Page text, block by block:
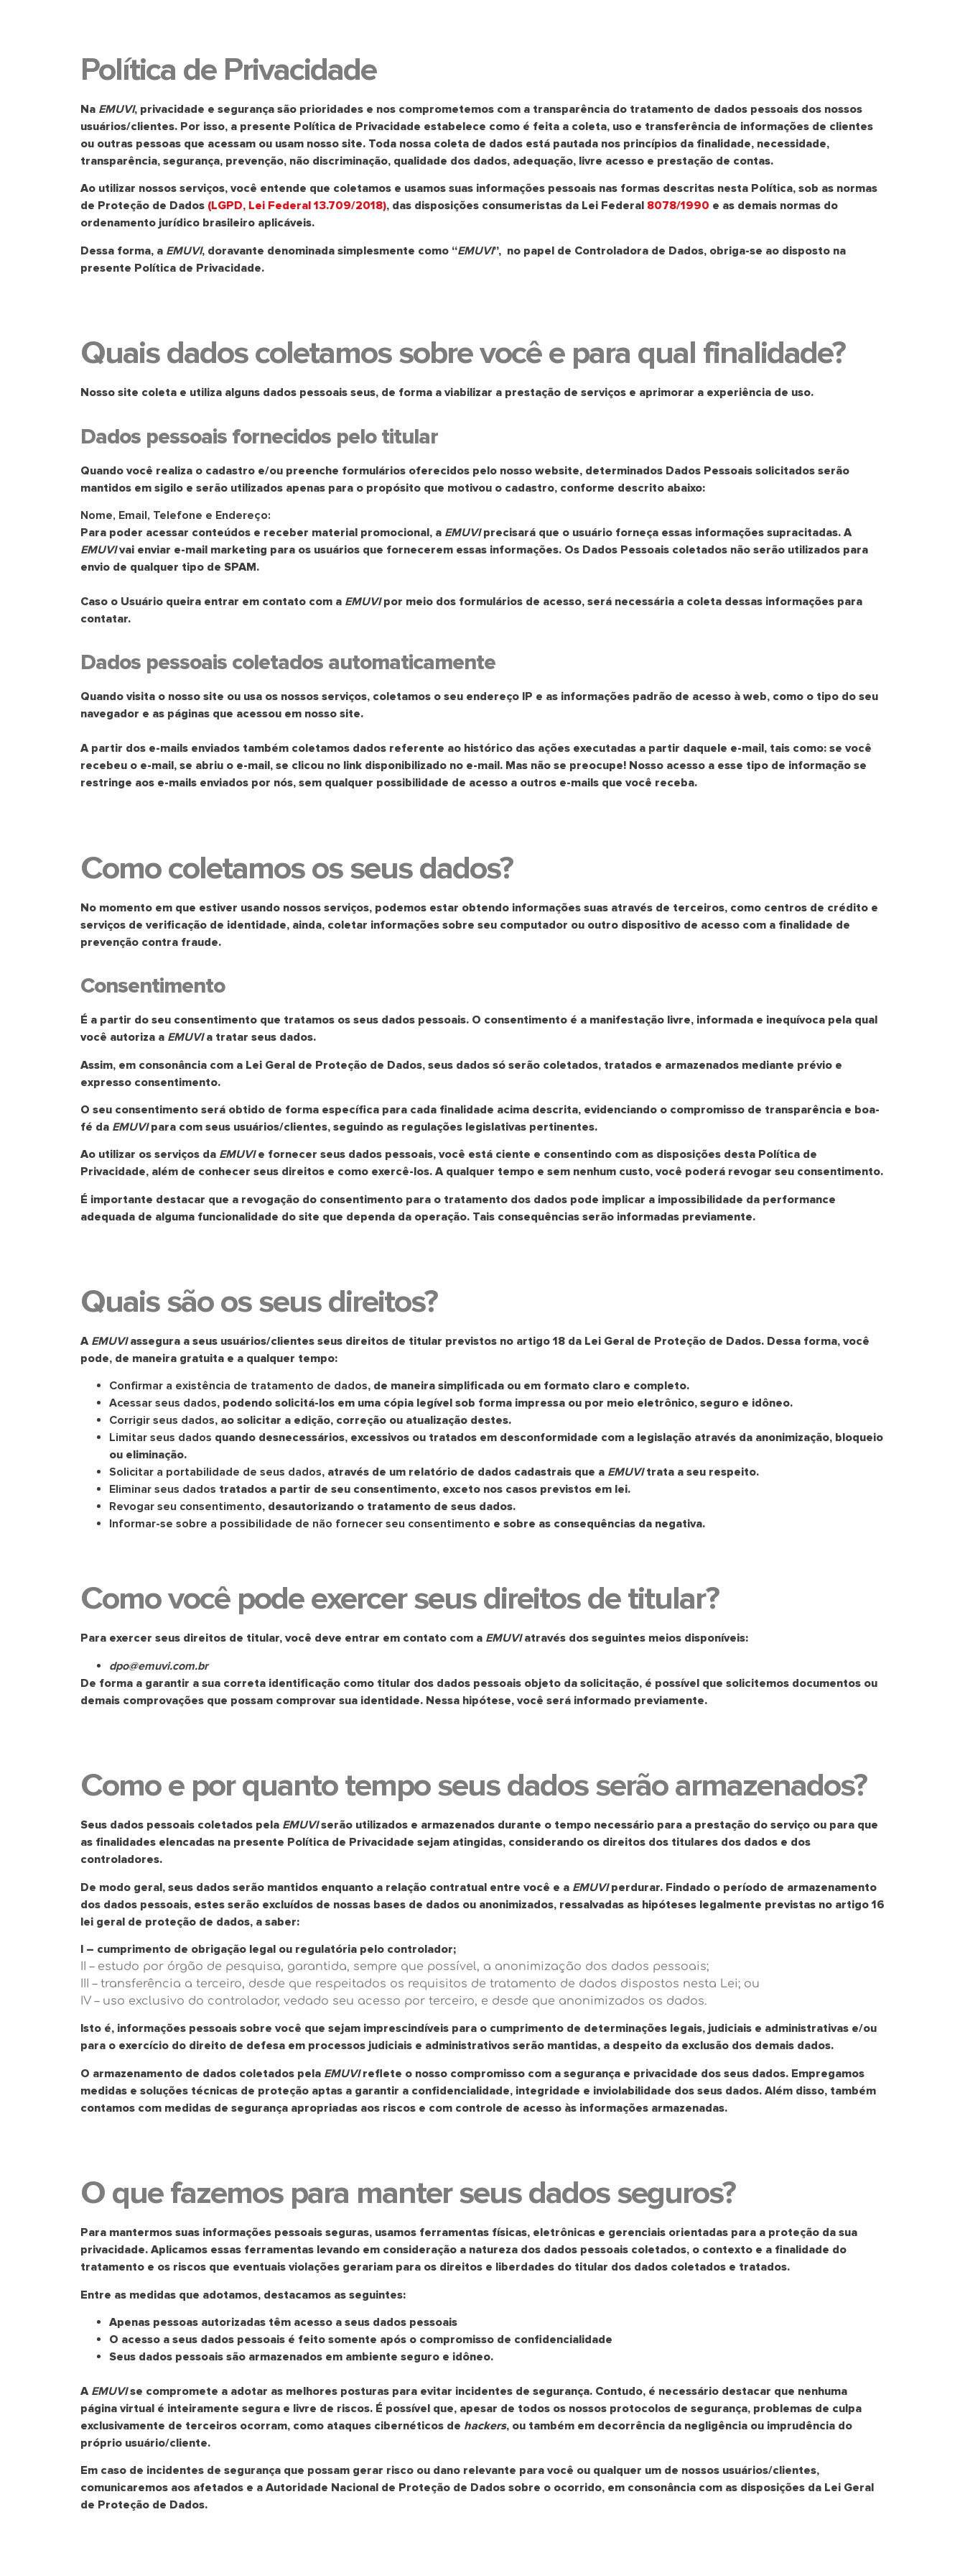
Política de Privacidade
Na EMUVI, privacidade e segurança são prioridades e nos comprometemos com a transparência do tratamento de dados pessoais dos nossos
usuários/clientes. Por isso, a presente Política de Privacidade estabelece como é feita a coleta, uso e transferência de informações de clientes
ou outras pessoas que acessam ou usam nosso site. Toda nossa coleta de dados está pautada nos princípios da finalidade, necessidade,
transparência, segurança, prevenção, não discriminação, qualidade dos dados, adequação, livre acesso e prestação de contas.
Ao utilizar nossos serviços, você entende que coletamos e usamos suas informações pessoais nas formas descritas nesta Política, sob as normas
de Proteção de Dados (LGPD, Lei Federal 13.709/2018), das disposições consumeristas da Lei Federal 8078/1990 e as demais normas do
ordenamento jurídico brasileiro aplicáveis.
Dessa forma, a EMUVI, doravante denominada simplesmente como “EMUVI”, no papel de Controladora de Dados, obriga-se ao disposto na
presente Política de Privacidade.
Quais dados coletamos sobre você e para qual finalidade?
Nosso site coleta e utiliza alguns dados pessoais seus, de forma a viabilizar a prestação de serviços e aprimorar a experiência de uso.
Dados pessoais fornecidos pelo titular
Quando você realiza o cadastro e/ou preenche formulários oferecidos pelo nosso website, determinados Dados Pessoais solicitados serão
mantidos em sigilo e serão utilizados apenas para o propósito que motivou o cadastro, conforme descrito abaixo:
Nome, Email, Telefone e Endereço:
Para poder acessar conteúdos e receber material promocional, a EMUVIprecisará que o usuário forneça essas informações supracitadas. A
EMUVIvai enviar e-mail marketing para os usuários que fornecerem essas informações. Os Dados Pessoais coletados não serão utilizados para
envio de qualquer tipo de SPAM.
Caso o Usuário queira entrar em contato com a EMUVI por meio dos formulários de acesso, será necessária a coleta dessas informações para
contatar.
Dados pessoais coletados automaticamente
Quando visita o nosso site ou usa os nossos serviços, coletamos o seu endereço IP e as informações padrão de acesso à web, como o tipo do seu
navegador e as páginas que acessou em nosso site.
A partir dos e-mails enviados também coletamos dados referente ao histórico das ações executadas a partir daquele e-mail, tais como: se você
recebeu o e-mail, se abriu o e-mail, se clicou no link disponibilizado no e-mail. Mas não se preocupe! Nosso acesso a esse tipo de informação se
restringe aos e-mails enviados por nós, sem qualquer possibilidade de acesso a outros e-mails que você receba.
Como coletamos os seus dados?
No momento em que estiver usando nossos serviços, podemos estar obtendo informações suas através de terceiros, como centros de crédito e
serviços de verificação de identidade, ainda, coletar informações sobre seu computador ou outro dispositivo de acesso com a finalidade de
prevenção contra fraude.
Consentimento
É a partir do seu consentimento que tratamos os seus dados pessoais. O consentimento é a manifestação livre, informada e inequívoca pela qual
você autoriza a EMUVI a tratar seus dados.
Assim, em consonância com a Lei Geral de Proteção de Dados, seus dados só serão coletados, tratados e armazenados mediante prévio e
expresso consentimento.
O seu consentimento será obtido de forma específica para cada finalidade acima descrita, evidenciando o compromisso de transparência e boa-
fé da EMUVIpara com seus usuários/clientes, seguindo as regulações legislativas pertinentes.
Ao utilizar os serviços da EMUVIe fornecer seus dados pessoais, você está ciente e consentindo com as disposições desta Política de
Privacidade, além de conhecer seus direitos e como exercê-los. A qualquer tempo e sem nenhum custo, você poderá revogar seu consentimento.
É importante destacar que a revogação do consentimento para o tratamento dos dados pode implicar a impossibilidade da performance
adequada de alguma funcionalidade do site que dependa da operação. Tais consequências serão informadas previamente.
Quais são os seus direitos?
A EMUVIassegura a seus usuários/clientes seus direitos de titular previstos no artigo 18 da Lei Geral de Proteção de Dados. Dessa forma, você
pode, de maneira gratuita e a qualquer tempo:
Confirmar a existência de tratamento de dados, de maneira simplificada ou em formato claro e completo.
Acessar seus dados, podendo solicitá-los em uma cópia legível sob forma impressa ou por meio eletrônico, seguro e idôneo.
Corrigir seus dados, ao solicitar a edição, correção ou atualização destes.
Limitar seus dados quando desnecessários, excessivos ou tratados em desconformidade com a legislação através da anonimização, bloqueio
ou eliminação.
Solicitar a portabilidade de seus dados, através de um relatório de dados cadastrais que a EMUVItrata a seu respeito.
Eliminar seus dados tratados a partir de seu consentimento, exceto nos casos previstos em lei.
Revogar seu consentimento, desautorizando o tratamento de seus dados.
Informar-se sobre a possibilidade de não fornecer seu consentimento e sobre as consequências da negativa.
Como você pode exercer seus direitos de titular?
Para exercer seus direitos de titular, você deve entrar em contato com a EMUVIatravés dos seguintes meios disponíveis:
dpo@emuvi.com.br
De forma a garantir a sua correta identificação como titular dos dados pessoais objeto da solicitação, é possível que solicitemos documentos ou
demais comprovações que possam comprovar sua identidade. Nessa hipótese, você será informado previamente.
Como e por quanto tempo seus dados serão armazenados?
Seus dados pessoais coletados pela EMUVIserão utilizados e armazenados durante o tempo necessário para a prestação do serviço ou para que
as finalidades elencadas na presente Política de Privacidade sejam atingidas, considerando os direitos dos titulares dos dados e dos
controladores.
De modo geral, seus dados serão mantidos enquanto a relação contratual entre você e a EMUVIperdurar. Findado o período de armazenamento
dos dados pessoais, estes serão excluídos de nossas bases de dados ou anonimizados, ressalvadas as hipóteses legalmente previstas no artigo 16
lei geral de proteção de dados, a saber:
I – cumprimento de obrigação legal ou regulatória pelo controlador;
II – estudo por órgão de pesquisa, garantida, sempre que possível, a anonimização dos dados pessoais;
III – transferência a terceiro, desde que respeitados os requisitos de tratamento de dados dispostos nesta Lei; ou
IV – uso exclusivo do controlador, vedado seu acesso por terceiro, e desde que anonimizados os dados.
Isto é, informações pessoais sobre você que sejam imprescindíveis para o cumprimento de determinações legais, judiciais e administrativas e/ou
para o exercício do direito de defesa em processos judiciais e administrativos serão mantidas, a despeito da exclusão dos demais dados.
O armazenamento de dados coletados pela EMUVI reflete o nosso compromisso com a segurança e privacidade dos seus dados. Empregamos
medidas e soluções técnicas de proteção aptas a garantir a confidencialidade, integridade e inviolabilidade dos seus dados. Além disso, também
contamos com medidas de segurança apropriadas aos riscos e com controle de acesso às informações armazenadas.
O que fazemos para manter seus dados seguros?
Para mantermos suas informações pessoais seguras, usamos ferramentas físicas, eletrônicas e gerenciais orientadas para a proteção da sua
privacidade. Aplicamos essas ferramentas levando em consideração a natureza dos dados pessoais coletados, o contexto e a finalidade do
tratamento e os riscos que eventuais violações gerariam para os direitos e liberdades do titular dos dados coletados e tratados.
Entre as medidas que adotamos, destacamos as seguintes:
Apenas pessoas autorizadas têm acesso a seus dados pessoais
O acesso a seus dados pessoais é feito somente após o compromisso de confidencialidade
Seus dados pessoais são armazenados em ambiente seguro e idôneo.
A EMUVIse compromete a adotar as melhores posturas para evitar incidentes de segurança. Contudo, é necessário destacar que nenhuma
página virtual é inteiramente segura e livre de riscos. É possível que, apesar de todos os nossos protocolos de segurança, problemas de culpa
exclusivamente de terceiros ocorram, como ataques cibernéticos de hackers, ou também em decorrência da negligência ou imprudência do
próprio usuário/cliente.
Em caso de incidentes de segurança que possam gerar risco ou dano relevante para você ou qualquer um de nossos usuários/clientes,
comunicaremos aos afetados e a Autoridade Nacional de Proteção de Dados sobre o ocorrido, em consonância com as disposições da Lei Geral
de Proteção de Dados.